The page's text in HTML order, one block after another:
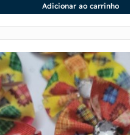
Adicionar ao carrinho